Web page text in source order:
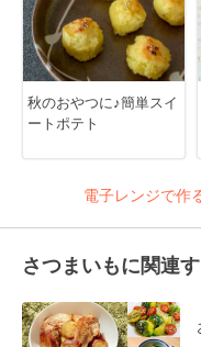
秋のおやつに♪簡単スイ
ートポテト
電子レンジで作
さつまいもに関連